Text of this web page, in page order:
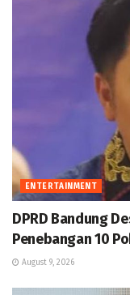
ENTERTAINMENT
DPRD Bandung
Penebangan 10
August 9, 2026